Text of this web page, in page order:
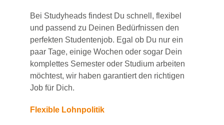
Bei Studyheads findest Du schnell, flexibel
und passend zu Deinen Bedürfnissen den
perfekten Studentenjob. Egal ob Du nur ein
paar Tage, einige Wochen oder sogar Dein
komplettes Semester oder Studium arbeiten
möchtest, wir haben garantiertden richtigen
Job für Dich.
Flexible Lohnpolitik